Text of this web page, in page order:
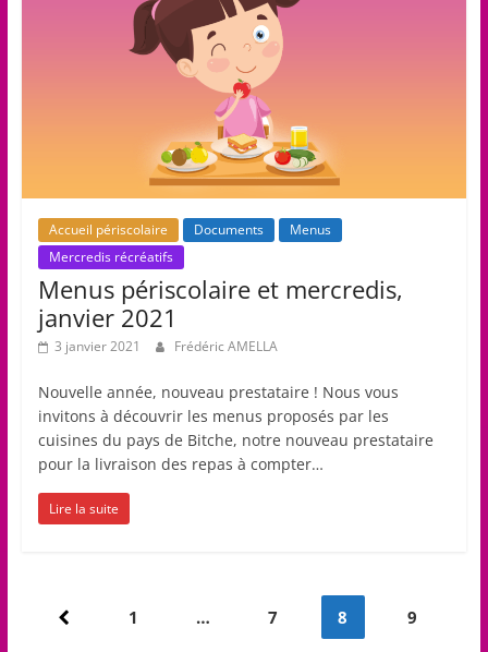
Accueil périscolaire Documents
Menus
Mercredis récréatifs
Menus périscolaire et mercredis,
janvier 2021
3 janvier 2021 Frédéric AMELLA
Nouvelle année, nouveau prestataire ! Nous vous
invitons à découvrir les menus proposés par les
cuisines du pays de Bitche, notre nouveau prestataire
pour la livraison des repas à compter…
Lire la suite
Pagination
1 … 7 8 9